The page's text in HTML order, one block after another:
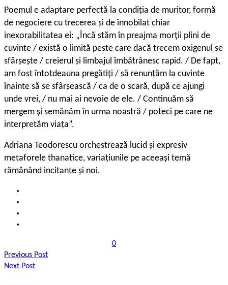
Poemul e adaptare perfectă la condiția de muritor, formă
de negociere cu trecerea și de înnobilat chiar
inexorabilitatea ei: „Încă stăm în preajma morții plini de
cuvinte / există o limită peste care dacă trecem oxigenul se
sfârșește / creierul și limbajul îmbătrânesc rapid. / De fapt,
am fost întotdeauna pregătiți / să renunțăm la cuvinte
înainte să se sfârșească / ca de o scară, după ce ajungi
unde vrei, / nu mai ai nevoie de ele. / Continuăm să
mergem și semănăm în urma noastră / poteci pe care ne
interpretăm viața”.
Adriana Teodorescu orchestrează lucid și expresiv
metaforele thanatice, variațiunile pe aceeași temă
rămânând incitante și noi.
0
Previous Post
Next Post